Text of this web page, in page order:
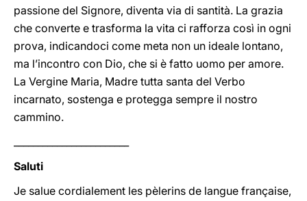
passione del Signore, diventa via di santità. La grazia
che converte e trasforma la vita ci rafforza così in ogni
prova, indicandoci come meta non un ideale lontano,
ma l’incontro con Dio, che si è fatto uomo per amore.
La Vergine Maria, Madre tutta santa del Verbo
incarnato, sostenga e protegga sempre il nostro
cammino.
Saluti
Je salue cordialement les pèlerins de langue française,